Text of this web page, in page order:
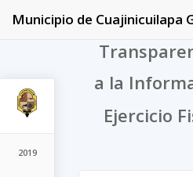
2019
Municipio de Cuajinicuilapa
a la
Ejercicio